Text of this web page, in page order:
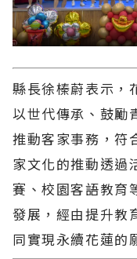
縣長徐榛蔚表示，
以世代傳承、鼓勵
推動客家事務，符
家文化的推動透過
賽、校園客語教育
發展，經由提升教
同實現永續花蓮的